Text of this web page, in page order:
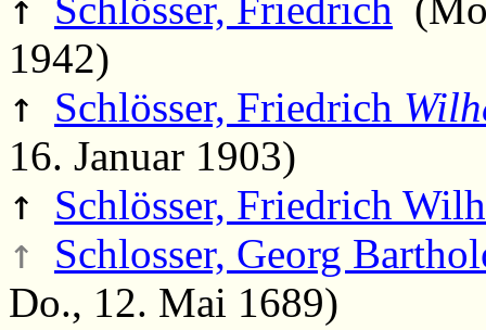
Schlösser, Friedrich
1942)
↑ Schlösser, Friedrich
16. Januar 1903)
↑ Schlösser, Friedrich
↑
Schlosser, Georg
Do., 12. Mai 1689)